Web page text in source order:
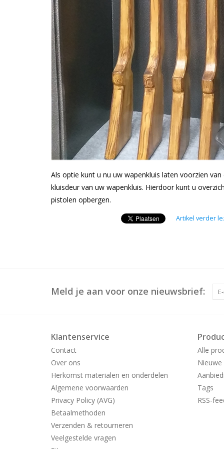
Als optie kunt u nu uw wapenkluis laten voorzien
kluisdeur van uw wapenkluis. Hierdoor kunt u
pistolen opbergen.
Artikel verder
Meld je aan voor onze nieuwsbrief:
Klantenservice
Contact
Over ons
Herkomst materialen en onderdelen
Algemene voorwaarden
Privacy Policy (AVG)
Betaalmethoden
Verzenden & retourneren
Veelgestelde vragen
Alle
Tags
RSS-